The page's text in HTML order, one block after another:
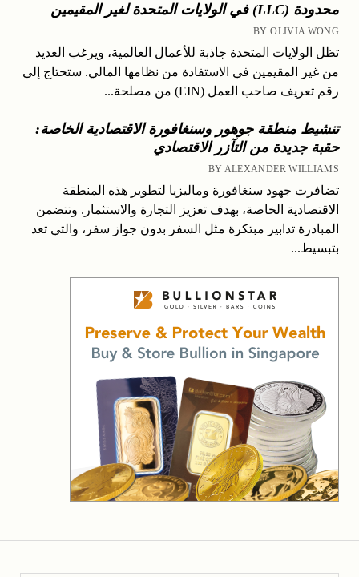
محدودة (LLC) في الولايات المتحدة لغير المقيمين
BY OLIVIA WONG
تظل الولايات المتحدة جاذبة للأعمال العالمية، ويرغب العديد
من غير المقيمين في الاستفادة من نظامها المالي. ستحتاج إلى
رقم تعريف صاحب العمل (EIN) من مصلحة...
تنشيط منطقة جوهور وسنغافورة الاقتصادية الخاصة:
حقبة جديدة من التآزر الاقتصادي
BY ALEXANDER WILLIAMS
تضافرت جهود سنغافورة وماليزيا لتطوير هذه المنطقة
الاقتصادية الخاصة، بهدف تعزيز التجارة والاستثمار. وتتضمن
المبادرة تدابير مبتكرة مثل السفر بدون جواز سفر، والتي تعد
بتبسيط...